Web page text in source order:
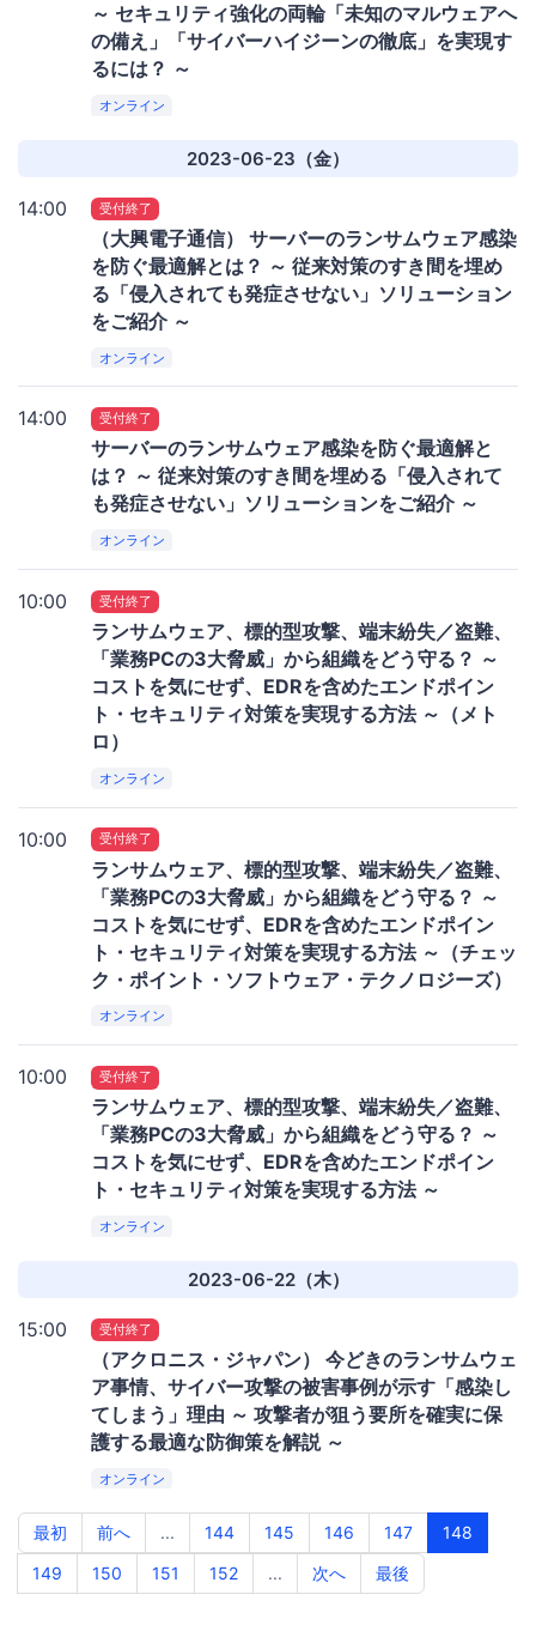
～ セキュリティ強化の両輪「未知のマルウェアへ
の備え」「サイバーハイジーンの徹底」を実現す
るには？ ～
オンライン
2023-06-23（金）
14:00 受付終了
（大興電子通信） サーバーのランサムウェア感染
を防ぐ最適解とは？ ～ 従来対策のすき間を埋め
る「侵入されても発症させない」ソリューション
をご紹介 ～
オンライン
14:00 受付終了
サーバーのランサムウェア感染を防ぐ最適解と
は？ ～ 従来対策のすき間を埋める「侵入されて
も発症させない」ソリューションをご紹介 ～
オンライン
10:00 受付終了
ランサムウェア、標的型攻撃、端末紛失／盗難、
「業務PCの3大脅威」から組織をどう守る？ ～
コストを気にせず、EDRを含めたエンドポイン
ト・セキュリティ対策を実現する方法 ～（メト
ロ）
オンライン
10:00 受付終了
ランサムウェア、標的型攻撃、端末紛失／盗難、
「業務PCの3大脅威」から組織をどう守る？ ～
コストを気にせず、EDRを含めたエンドポイン
ト・セキュリティ対策を実現する方法 ～（チェッ
ク・ポイント・ソフトウェア・テクノロジーズ）
オンライン
10:00 受付終了
ランサムウェア、標的型攻撃、端末紛失／盗難、
「業務PCの3大脅威」から組織をどう守る？ ～
コストを気にせず、EDRを含めたエンドポイン
ト・セキュリティ対策を実現する方法 ～
オンライン
2023-06-22（木）
15:00 受付終了
（アクロニス・ジャパン） 今どきのランサムウェ
ア事情、サイバー攻撃の被害事例が示す「感染し
てしまう」理由 ～ 攻撃者が狙う要所を確実に保
護する最適な防御策を解説 ～
オンライン
最初 前へ ... 144 145 146 147
148
149
150 151 152 ... 次へ 最後